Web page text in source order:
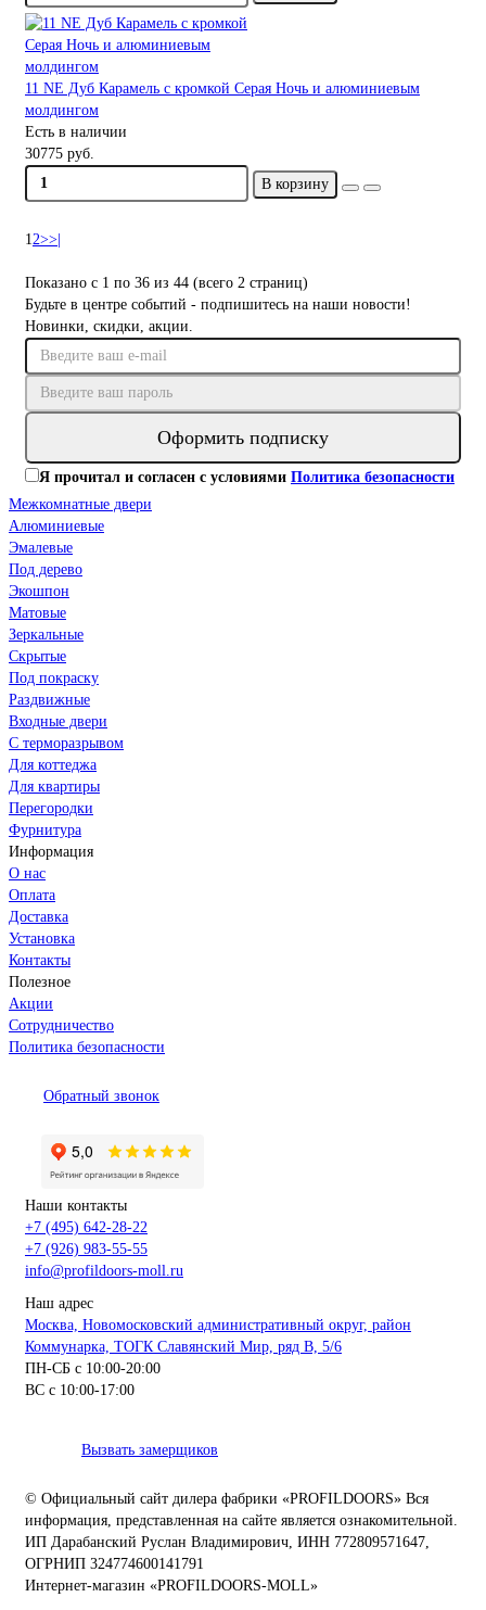
11 NE Дуб Карамель с кромкой Серая Ночь и алюминиевым
молдингом
Есть в наличии
30775 руб.
В корзину
12>>|
Показано с 1 по 36 из 44 (всего 2 страниц)
Будьте в центре событий - подпишитесь на наши новости!
Новинки, скидки, акции.
Оформить подписку
Я прочитал и согласен с условиями Политика безопасности
Межкомнатные двери
Алюминиевые
Эмалевые
Под дерево
Экошпон
Матовые
Зеркальные
Скрытые
Под покраску
Раздвижные
Входные двери
С терморазрывом
Для коттеджа
Для квартиры
Перегородки
Фурнитура
Информация
О нас
Оплата
Доставка
Установка
Контакты
Полезное
Акции
Сотрудничество
Политика безопасности
Обратный звонок
Наши контакты
+7 (495) 642-28-22
+7 (926) 983-55-55
info@profildoors-moll.ru
Наш адрес
Москва, Новомосковский административный округ, район
Коммунарка, ТОГК Славянский Мир, ряд В, 5/6
ПН-СБ с 10:00-20:00
ВС с 10:00-17:00
Вызвать замерщиков
© Официальный сайт дилера фабрики «PROFILDOORS» Вся
информация, представленная на сайте является ознакомительной.
ИП Дарабанский Руслан Владимирович, ИНН 772809571647,
ОГРНИП 324774600141791
Интернет-магазин «PROFILDOORS-MOLL»